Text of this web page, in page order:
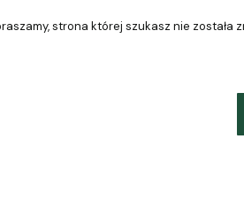
strona której szukasz nie została